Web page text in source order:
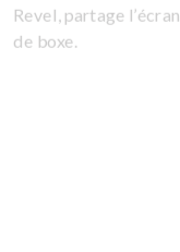
Revel, partage
de boxe.